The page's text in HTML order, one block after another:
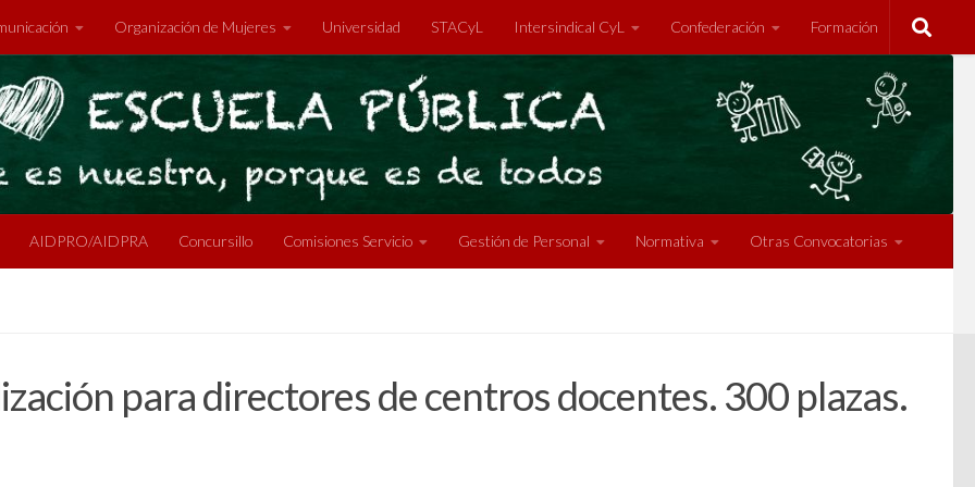
Organización de Mujeres Universidad STACyL Intersindical CyL Confederación Formación
AIDPRO/AIDPRA Concursillo Comisiones Servicio Gestión de Personal Normativa Otras Convocatorias
para directores de centros docentes. 300 plazas.